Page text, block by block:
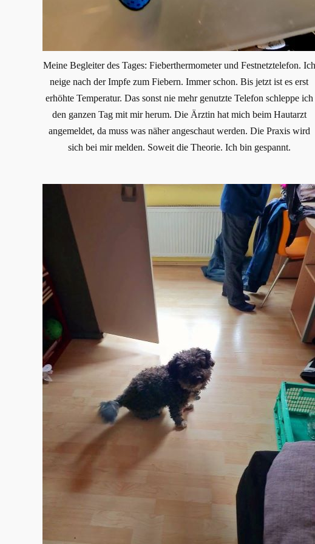
Meine Begleiter des Tages: Fieberthermometer und Festnetztelefon. Ich
neige nach der Impfe zum Fiebern. Immer schon. Bis jetzt ist es erst
erhöhte Temperatur. Das sonst nie mehr genutzte Telefon schleppe ich
den ganzen Tag mit mir herum. Die Ärztin hat mich beim Hautarzt
angemeldet, da muss was näher angeschaut werden. Die Praxis wird
sich bei mir melden. Soweit die Theorie. Ich bin gespannt.